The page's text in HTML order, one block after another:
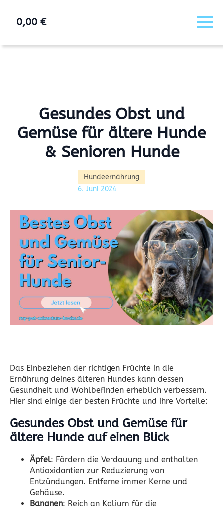
0,00 €
Gesundes Obst und
Gemüse für ältere Hunde
& Senioren Hunde
Hundeernährung
6. Juni 2024
Das Einbeziehen der richtigen Früchte in die
Ernährung deines älteren Hundes kann dessen
Gesundheit und Wohlbefinden erheblich verbessern.
Hier sind einige der besten Früchte und ihre Vorteile:
Gesundes Obst und Gemüse für
ältere Hunde auf einen Blick
Äpfel: Fördern die Verdauung und enthalten
Antioxidantien zur Reduzierung von
Entzündungen. Entferne immer Kerne und
Gehäuse.
Bananen: Reich an Kalium für die